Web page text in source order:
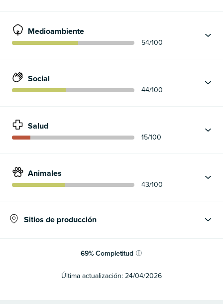
Medioambiente
54/100
Social
44/100
Salud
15/100
Animales
43/100
Sitios de producción
69% Completitud ⓘ
Última actualización: 24/04/2026